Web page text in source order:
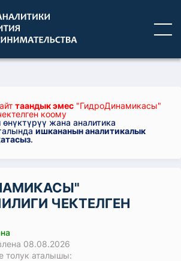
таандык эмес "ГидроДинамикасы"
коому
жана аналитика
ишкананын аналитикалык
.
ЧЕКТЕЛГЕН
08.08.2026
толук аталышы: